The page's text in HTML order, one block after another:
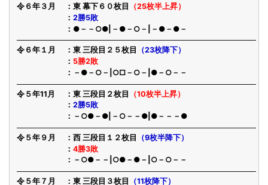
令６年３月 東 幕下６０枚目
（25枚半上昇）
2勝5敗
●－－○●|－●－○－|－●－●－
令６年１月 東 三段目２５枚目
（23枚降下）
5勝2敗
－●－○－|○□－○－|●－○－－
令５年11月 東 三段目２枚目
（10枚半上昇）
2勝5敗
－○●－●|－○－－●|●－－－●
令５年９月 西 三段目１２枚目
（9枚半降下）
4勝3敗
－○●－－|○●－●－|○－○－－
令５年７月 東 三段目３枚目
（11枚降下）